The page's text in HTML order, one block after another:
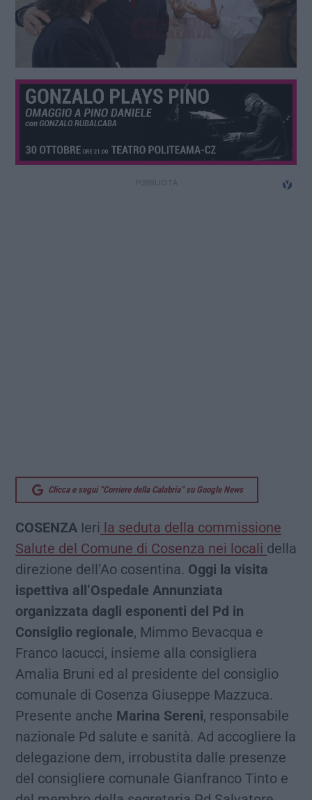
Clicca e segui “Corriere della Calabria” su Google News
COSENZA Ieri la seduta della commissione
Salute del Comune di Cosenza nei locali della
direzione dell’Ao cosentina. Oggi la visita
ispettiva all’Ospedale Annunziata
organizzata dagli esponenti del Pd in
Consiglio regionale, Mimmo Bevacqua e
Franco Iacucci, insieme alla consigliera
Amalia Bruni ed al presidente del consiglio
comunale di Cosenza Giuseppe Mazzuca.
Presente anche Marina Sereni, responsabile
nazionale Pd salute e sanità. Ad accogliere la
delegazione dem, irrobustita dalle presenze
del consigliere comunale Gianfranco Tinto e